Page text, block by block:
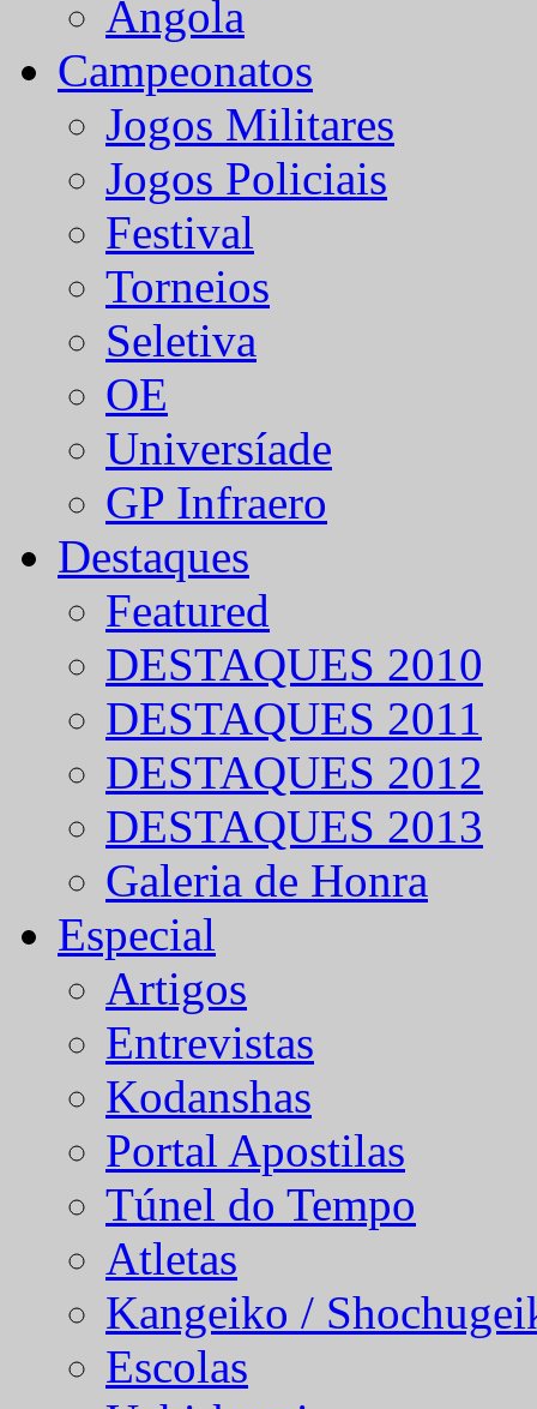
Angola
Campeonatos
Jogos Militares
Jogos Policiais
Festival
Torneios
Seletiva
OE
Universíade
GP Infraero
Destaques
Featured
DESTAQUES 2010
DESTAQUES 2011
DESTAQUES 2012
DESTAQUES 2013
Galeria de Honra
Especial
Artigos
Entrevistas
Kodanshas
Portal Apostilas
Túnel do Tempo
Atletas
Kangeiko /
Escolas